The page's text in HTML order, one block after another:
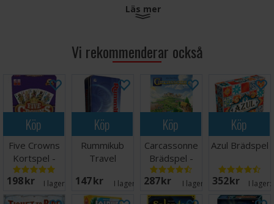
Reiseutgaven kommer i en praktisk størrelse som egner seg
Antall spillere: 2-8
Spilletid: 30 minutter
Språk: Norsk
Läs mer
Vi rekommenderar också
Köp
Five Crowns
Kortspel -
2025
198 SEK I lager: 20+
Köp
Rummikub
Travel
Reseutgåva
147 SEK I lager: 11
Köp
Carcassonne
Brädspel -
Svensk
287 SEK I lager: 18
Köp
Azul Brädspel
352 SEK I lager: